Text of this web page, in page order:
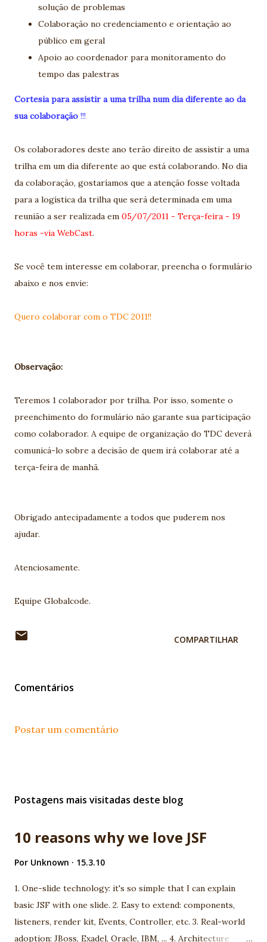
solução de problemas
Colaboração no credenciamento e orientação ao
público em geral
Apoio ao coordenador para monitoramento do
tempo das palestras
Cortesia para assistir a uma trilha num dia diferente ao da
sua colaboração !!!
Os colaboradores deste ano terão direito de assistir a uma
trilha em um dia diferente ao que está colaborando. No dia
da colaboração, gostaríamos que a atenção fosse voltada
para a logística da trilha que será determinada em uma
reunião a ser realizada em 05/07/2011 - Terça-feira - 19
horas -via WebCast.
Se você tem interesse em colaborar, preencha o formulário
abaixo e nos envie:
Quero colaborar com o TDC 2011!!
Observação:
Teremos 1 colaborador por trilha. Por isso, somente o
preenchimento do formulário não garante sua participação
como colaborador. A equipe de organização do TDC deverá
comunicá-lo sobre a decisão de quem irá colaborar até a
terça-feira de manhã.
Obrigado antecipadamente a todos que puderem nos
ajudar.
Atenciosamente.
Equipe Globalcode.
COMPARTILHAR
Comentários
Postar um comentário
Postagens mais visitadas deste blog
10 reasons why we love JSF
Por Unknown 15.3.10
1. One-slide technology: it's so simple that I can explain
basic JSF with one slide. 2. Easy to extend: components,
listeners, render kit, Events, Controller, etc. 3. Real-world
adoption: JBoss, Exadel, Oracle, IBM, ... 4. Architecture